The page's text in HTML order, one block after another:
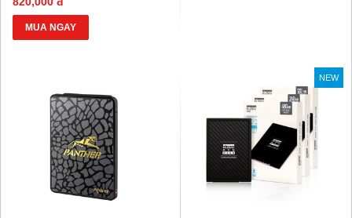
MUA NGAY
NEW